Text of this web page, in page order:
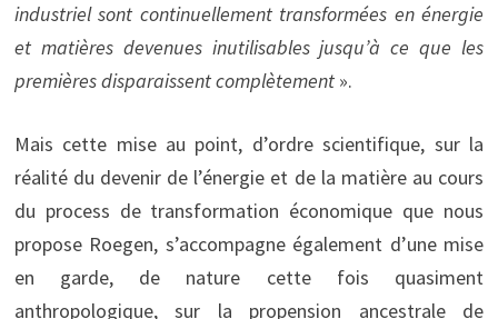
industriel sont continuellement transformées en énergie
et matières devenues inutilisables jusqu’à ce que les
premières disparaissent complètement».
Mais cette mise au point, d’ordre scientifique, sur la
réalité du devenir de l’énergie et de la matière au cours
du process de transformation économique que nous
propose Roegen, s’accompagne également d’une mise
en garde, de nature cette fois quasiment
anthropologique, sur la propension ancestrale de